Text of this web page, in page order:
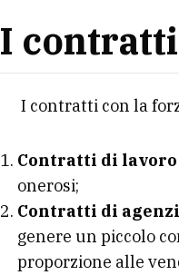
I
I contratti con la
Contratti di
onerosi;
Contratti di
genere un piccolo
proporzione alle